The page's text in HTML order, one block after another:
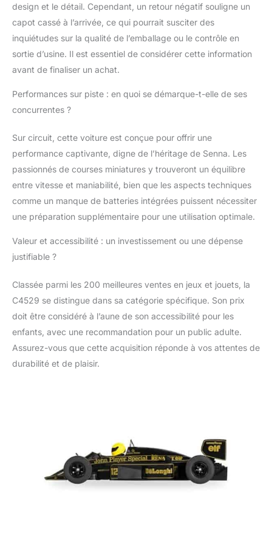
extrêmement robuste,
conçue pour durer en
utilisant des matériaux
durables de haute
aux courses à plein
impact Voitures de
âgés de 3 ans et plus,
les voitures Scalextric
offrent une gamme de
thèmes pour élargir
votre ensemble
Scalextric y compris les
produits sous licence
cinéma et du sport
98T - Ayrton Senna -
compatible avec les
pistes de course et
accessoires de voitures
à sous Scalextric à
l'échelle 1:32
design et le détail. Cependant, un retour négatif souligne un
capot cassé à l’arrivée, ce qui pourrait susciter des
inquiétudes sur la qualité de l’emballage ou le contrôle en
sortie d’usine. Il est essentiel de considérer cette information
avant de finaliser un achat.
Performances sur piste : en quoi se démarque-t-elle de ses
concurrentes ?
Sur circuit, cette voiture est conçue pour offrir une
performance captivante, digne de l’héritage de Senna. Les
passionnés de courses miniatures y trouveront un équilibre
entre vitesse et maniabilité, bien que les aspects techniques
comme un manque de batteries intégrées puissent nécessiter
une préparation supplémentaire pour une utilisation optimale.
Valeur et accessibilité : un investissement ou une dépense
justifiable ?
Classée parmi les 200 meilleures ventes en jeux et jouets, la
C4529 se distingue dans sa catégorie spécifique. Son prix
doit être considéré à l’aune de son accessibilité pour les
enfants, avec une recommandation pour un public adulte.
Assurez-vous que cette acquisition réponde à vos attentes de
durabilité et de plaisir.